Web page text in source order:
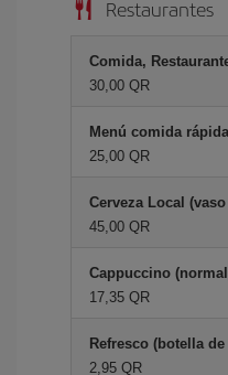
Restaurantes
Comida,
30,00 QR
Menú comida rápida
25,00 QR
Cerveza Local
45,00 QR
Cappuccino
17,35 QR
Refresco (botella
2,95 QR